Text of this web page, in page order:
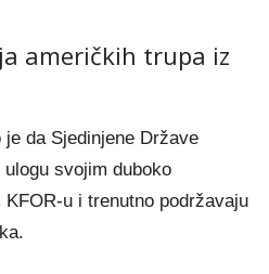
američkih trupa iz
da Sjedinjene Države
svojim duboko
u i trenutno podržavaju